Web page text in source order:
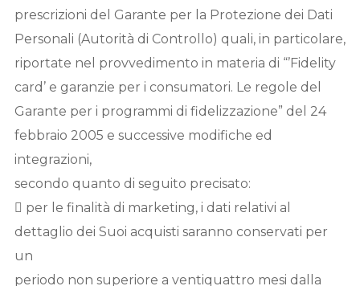
prescrizioni del Garante per la Protezione dei Dati
Personali (Autorità di Controllo) quali, in particolare,
riportate nel provvedimento in materia di “’Fidelity
card’ e garanzie per i consumatori. Le regole del
Garante per i programmi di fidelizzazione” del 24
febbraio 2005 e successive modifiche ed
integrazioni,
secondo quanto di seguito precisato:
 per le finalità di marketing, i dati relativi al
dettaglio dei Suoi acquisti saranno conservati per
un
periodo non superiore a ventiquattro mesi dalla